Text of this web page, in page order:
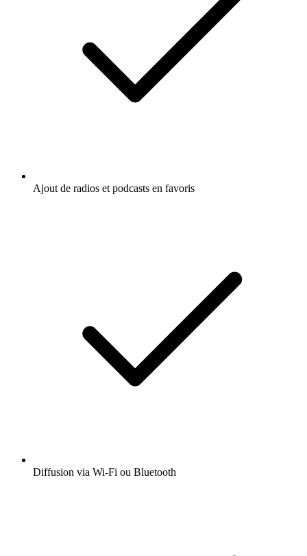
Ajout de radios et podcasts en favoris
Diffusion via Wi-Fi ou Bluetooth